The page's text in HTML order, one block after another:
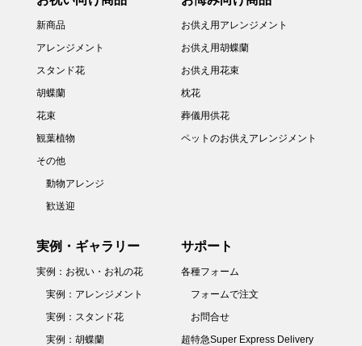
新商品
アレンジメント
スタンド花
胡蝶蘭
花束
観葉植物
その他
動物アレンジ
歓送迎
お供え用アレンジメント
お供え用胡蝶蘭
お供え用花束
枕花
葬儀用供花
ペットのお供えアレンジメント
実例・ギャラリー
実例：お祝い・お礼の花
実例：アレンジメント
実例：スタンド花
実例：胡蝶蘭
サポート
各種フォーム
フォームで注文
お問合せ
超特急Super Express Delivery